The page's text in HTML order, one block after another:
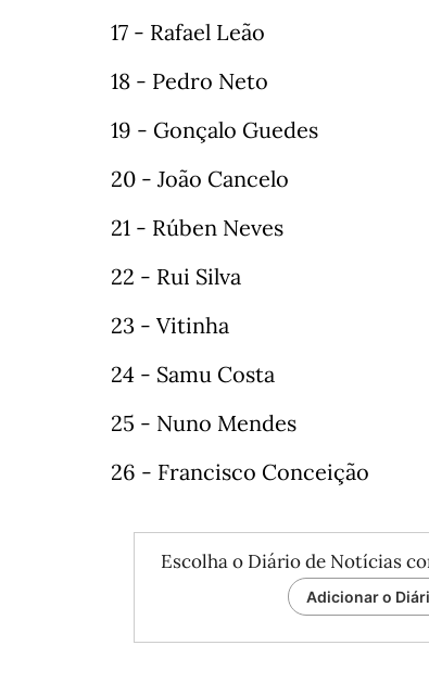
17 - Rafael Leão
18 - Pedro Neto
19 - Gonçalo Guedes
20 - João Cancelo
21 - Rúben Neves
22 - Rui Silva
23 - Vitinha
24 - Samu Costa
25 - Nuno Mendes
26 - Francisco Conceição
Escolha o Diário de Notícias
Adicionar o